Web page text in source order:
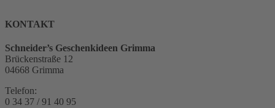
KONTAKT
Schneider’s Geschenkideen Grimma
Brückenstraße 12
04668 Grimma
Telefon:
0 34 37 / 91 40 95